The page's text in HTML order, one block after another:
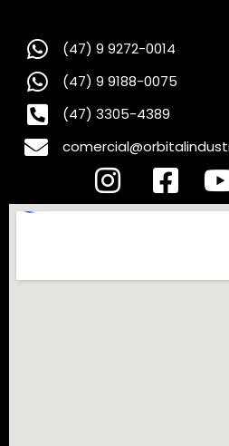
(47) 9 9272-0014
(47) 9 9188-0075
(47) 3305-4389